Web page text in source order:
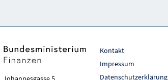
Kontakt
Impressum
Datenschutzerklärung